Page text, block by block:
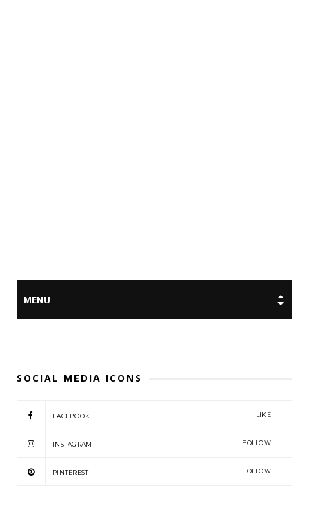
SOCIAL MEDIA ICONS
FACEBOOK LIKE
INSTAGRAM FOLLOW
PINTEREST FOLLOW